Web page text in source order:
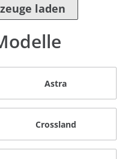
laden
Astra
Crossland